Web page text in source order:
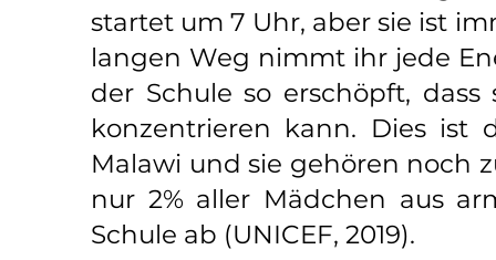
startet um 7 Uhr, aber sie ist
langen Weg nimmt ihr jede
der Schule so erschöpft,
konzentrieren kann. Dies ist
Malawi und sie gehören noch
nur 2% aller Mädchen aus
Schule ab (UNICEF, 2019).